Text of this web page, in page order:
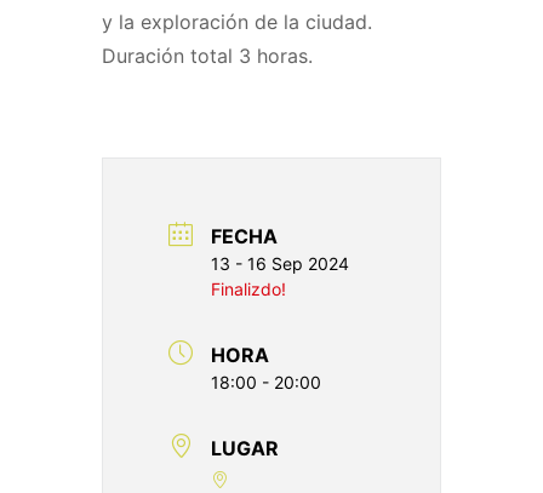
y la exploración de la ciudad.
Duración total 3 horas.
FECHA
13 - 16 Sep 2024
Finalizdo!
HORA
18:00 - 20:00
LUGAR